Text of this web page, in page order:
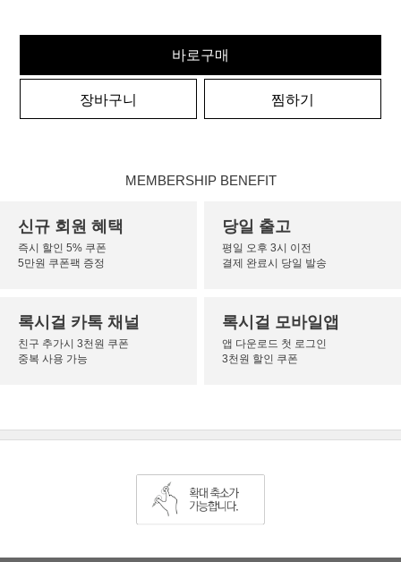
바로구매
장바구니 찜하기
MEMBERSHIP BENEFIT
신규 회원 혜택
즉시 할인 5% 쿠폰
5만원 쿠폰팩 증정
당일 출고
평일 오후 3시 이전
결제 완료시 당일 발송
록시걸 카톡 채널
친구 추가시 3천원 쿠폰
중복 사용 가능
록시걸 모바일앱
앱 다운로드 첫 로그인
3천원 할인 쿠폰